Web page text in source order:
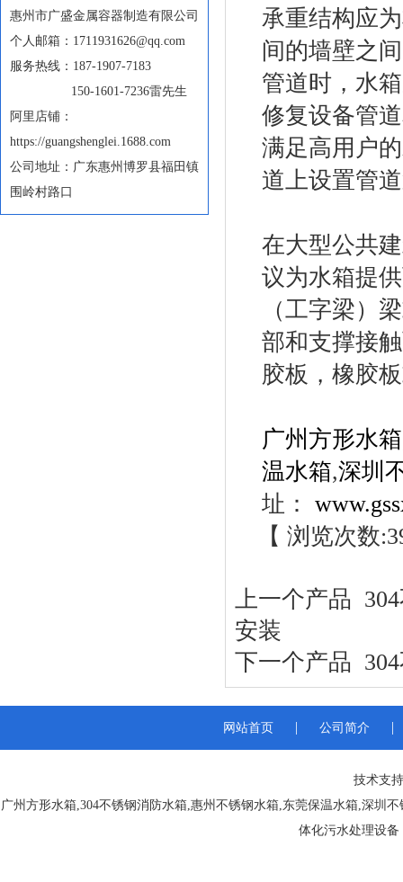
惠州市广盛金属容器制造有限公司
个人邮箱：1711931626@qq.com
服务热线：187-1907-7183
150-1601-7236雷先生
阿里店铺：
https://guangshenglei.1688.com
公司地址：广东惠州博罗县福田镇
围岭村路口
承重结构应
间的墙壁之
管道时，水
修复设备管
满足高用户
道上设置管
在大型公共
议为水箱提
（工字梁）
部和支撑接
胶板，橡胶
广州方形水箱
温水箱,深圳
址：
【 浏览次数:
上一个产品
安装
下一个产品
网站首页 | 公司简介 |
技术支
广州方形水箱,304不锈钢消防水箱,惠州不锈钢水箱,东莞保温水箱,深圳不
体化污水处理设备